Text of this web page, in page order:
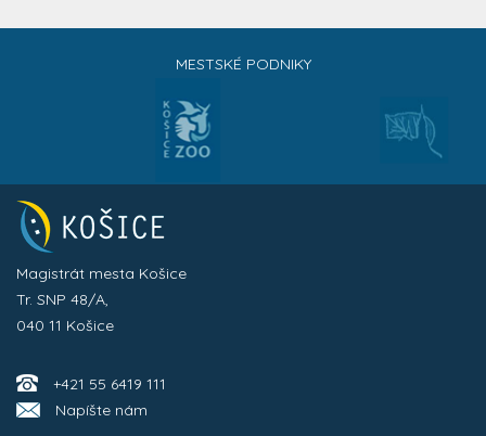
MESTSKÉ PODNIKY
Magistrát mesta Košice
Tr. SNP 48/A,
040 11 Košice
+421 55 6419 111
Napíšte nám